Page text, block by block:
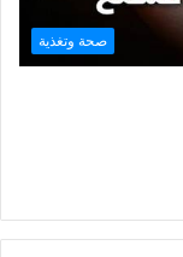
صحة وتغذية